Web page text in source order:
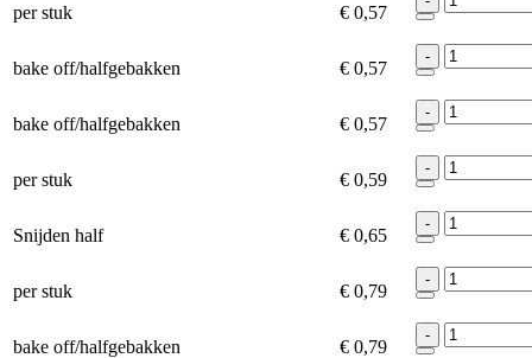
per stuk € 0,57
bake off/halfgebakken € 0,57
-
bake off/halfgebakken € 0,57
-
per stuk € 0,59
-
Snijden half € 0,65
-
per stuk € 0,79
-
bake off/halfgebakken € 0,79
-